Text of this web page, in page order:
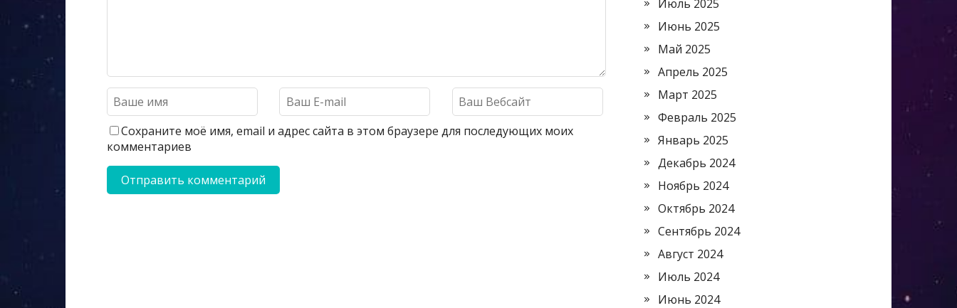
Сохраните моё имя, email и адрес сайта в этом браузере для последующих моих
комментариев
Июль 2025
Июнь 2025
Май 2025
Апрель 2025
Март 2025
Февраль 2025
Январь 2025
Декабрь 2024
Ноябрь 2024
Октябрь 2024
Сентябрь 2024
Август 2024
Июль 2024
Июнь 2024